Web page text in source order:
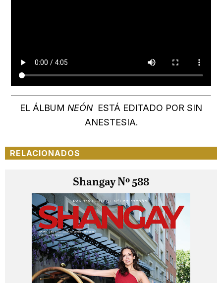
EL ÁLBUM NEÓNESTÁ EDITADO POR SIN
ANESTESIA.
RELACIONADOS
Shangay Nº 588